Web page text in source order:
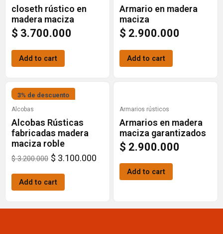
closeth rústico en
madera maciza
$ 3.700.000
Add to cart
Armario en madera
maciza
$ 2.900.000
Add to cart
3% de descuento
Alcobas
Alcobas Rústicas
fabricadas madera
maciza roble
$3.200.000
Original
was:
$ 3.200.000.
$ 3.100.000
price
$ 3.100.000.
Add to cart
Armarios rústicos
Armarios en madera
maciza garantizados
$ 2.900.000
Add to cart